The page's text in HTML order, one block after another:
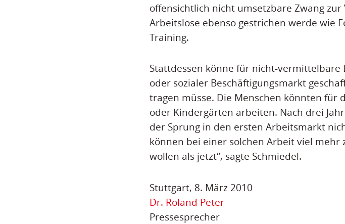
offensichtlich nicht umsetzbare Zwang
Arbeitslose ebenso gestrichen werde wie
Training.
Stattdessen könne für nicht-
oder sozialer Beschäftigungsmarkt
tragen müsse. Die Menschen könnten für
oder Kindergärten arbeiten. Nach drei
der Sprung in den ersten Arbeitsmarkt
können bei einer solchen Arbeit viel mehr
wollen als jetzt“, sagte Schmiedel.
Stuttgart, 8. März 2010
Dr. Roland Peter
Pressesprecher